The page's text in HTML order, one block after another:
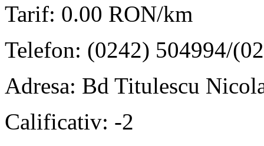
Tarif: 0.00 RON/km
Telefon: (0242) 504994/
Adresa: Bd Titulescu
Calificativ: -2